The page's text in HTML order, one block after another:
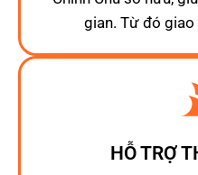
gian. Từ đó giao
HỖ TRỢ